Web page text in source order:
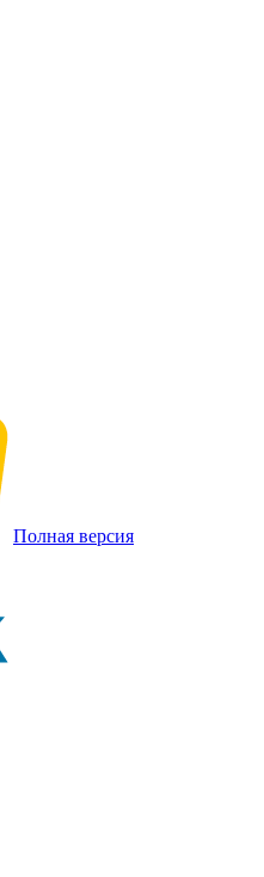
Полная версия